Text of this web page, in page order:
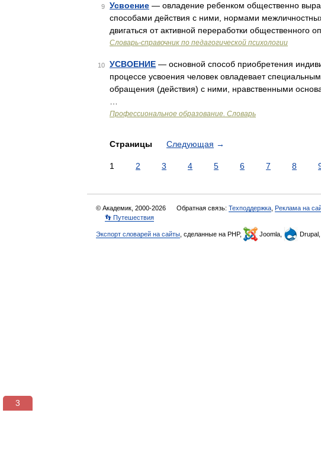
9 Усвоение — овладение ребенком общественно
способами действия с ними, нормами
двигаться от активной переработки общественного
Словарь-справочник по педагогической психологии
10 УСВОЕНИЕ — основной способ приобретения
процессе усвоения человек овладевает
обращения (действия) с ними, нравственными
Профессиональное образование. Словарь
Страницы Следующая →
1 2 3 4 5 6 7 8
© Академик, 2000-2026 Обратная связь: Техподдержка Реклама на
👣 Путешествия
Экспорт словарей на сайты , сделанные на PHP, Joomla, Drupal,
3